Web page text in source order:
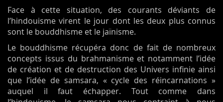
Face à cette situation, des courants déviants de
l’hindouisme virent le jour dont les deux plus connus
sont le bouddhisme et le jaïnisme.
Le bouddhisme récupéra donc de fait de nombreux
concepts issus du brahmanisme et notamment l’idée
de création et de destruction des Univers infinie ainsi
que l’idée de samsara, « cycle des réincarnations »
auquel il faut échapper. Tout comme dans